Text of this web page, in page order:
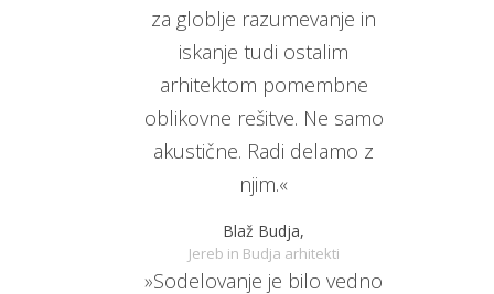
za globlje razumevanje in
iskanje tudi ostalim
arhitektom pomembne
oblikovne rešitve. Ne samo
akustične. Radi delamo z
njim.«
Blaž Budja,
Jereb in Budja arhitekti
»Sodelovanje je bilo vedno